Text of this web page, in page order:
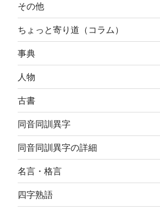
その他
ちょっと寄り道（コラム）
事典
人物
古書
同音同訓異字
同音同訓異字の詳細
名言・格言
四字熟語